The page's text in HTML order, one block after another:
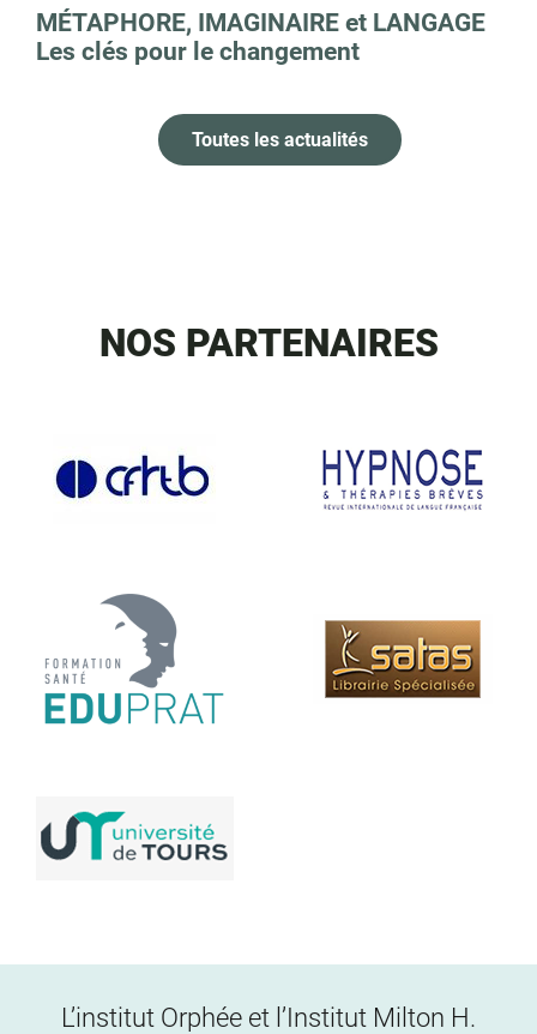
MÉTAPHORE, IMAGINAIRE et LANGAGE
Les clés pour le changement
Toutes les actualités
NOS PARTENAIRES
L’institut Orphée et l’Institut Milton H.